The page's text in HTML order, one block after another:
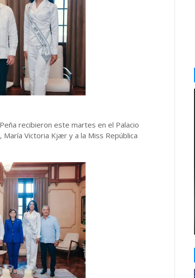
recibieron este martes en el Palacio
Victoria Kjær y a la Miss República